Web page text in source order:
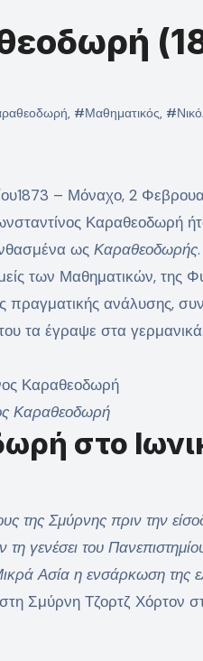
, #Μαθηματικός,
– Μόναχο, 2
Καραθεοδωρή
ως Καραθεοδωρής
των Μαθηματικών, της
πραγματικής ανάλυσης,
τα έγραψε στα γερμανικά.
Καραθεοδωρή
στο
της Σμύρνης πριν την
γενέσει του
Ασία η ενσάρκωση της
Σμύρνη Τζορτζ Χόρτον